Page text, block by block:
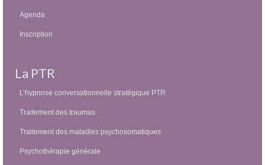
Agenda
Inscription
La PTR
L’hypnose conversationnelle stratégique PTR
Traitement des traumas
Traitement des maladies psychosomatiques
Psychothérapie générale